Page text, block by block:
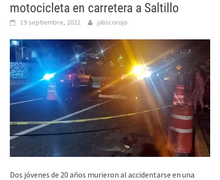
motocicleta en carretera a Saltillo
19 septiembre, 2022 jaliscorojo
Dos jóvenes de 20 años murieron al accidentarse en una